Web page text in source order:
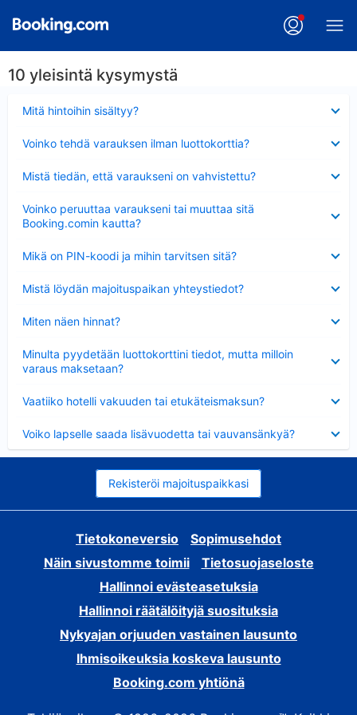
10 yleisintä kysymystä
Mitä hintoihin sisältyy?
Voinko tehdä varauksen ilman luottokorttia?
Mistä tiedän, että varaukseni on vahvistettu?
Voinko peruuttaa varaukseni tai muuttaa sitä
Booking.comin kautta?
Mikä on PIN-koodi ja mihin tarvitsen sitä?
Mistä löydän majoituspaikan yhteystiedot?
Miten näen hinnat?
Minulta pyydetään luottokorttini tiedot, mutta milloin
varaus maksetaan?
Vaatiiko hotelli vakuuden tai etukäteismaksun?
Voiko lapselle saada lisävuodetta tai vauvansänkyä?
Rekisteröi majoituspaikkasi
Tietokoneversio
Sopimusehdot
Näin sivustomme toimii
Tietosuojaseloste
Hallinnoi evästeasetuksia
Hallinnoi räätälöityjä suosituksia
Nykyajan orjuuden vastainen lausunto
Ihmisoikeuksia koskeva lausunto
Booking.com yhtiönä